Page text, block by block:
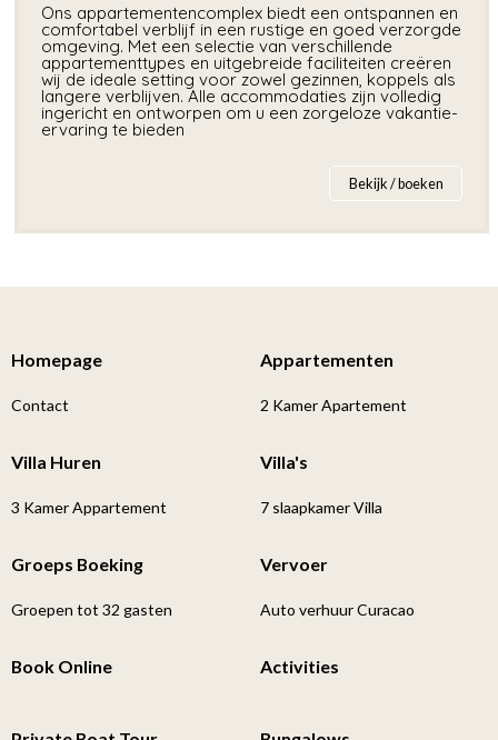
Ons appartementencomplex biedt een ontspannen en
comfortabel verblijf in een rustige en goed verzorgde
omgeving. Met een selectie van verschillende
appartementtypes en uitgebreide faciliteiten creëren
wij de ideale setting voor zowel gezinnen, koppels als
langere verblijven. Alle accommodaties zijn volledig
ingericht en ontworpen om u een zorgeloze vakantie-
ervaring te bieden
Bekijk / boeken
Homepage
Contact
Appartementen
2 Kamer Apartement
Villa Huren
3 Kamer Appartement
Villa's
7 slaapkamer Villa
Groeps Boeking
Groepen tot 32 gasten
Vervoer
Auto verhuur Curacao
Book Online Activities